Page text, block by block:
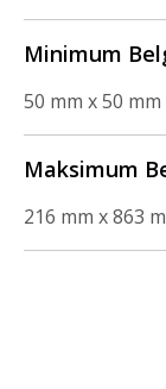
Minimum
50 mm x 50 mm
Maksimum
216 mm x 863